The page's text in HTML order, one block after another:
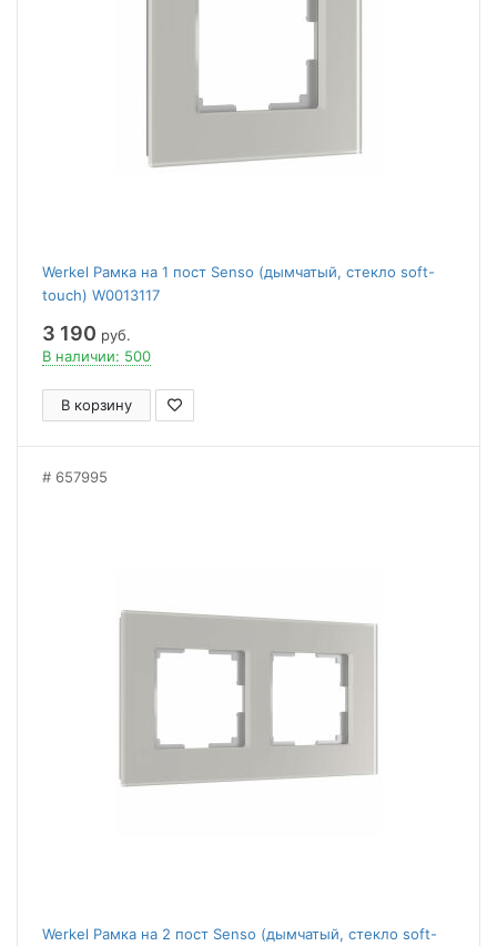
Werkel Рамка на 1 пост Senso (дымчатый, стекло soft-
touch) W0013117
3 190 руб.
В наличии: 500
В корзину
657995
Werkel Рамка на 2 пост Senso (дымчатый, стекло soft-